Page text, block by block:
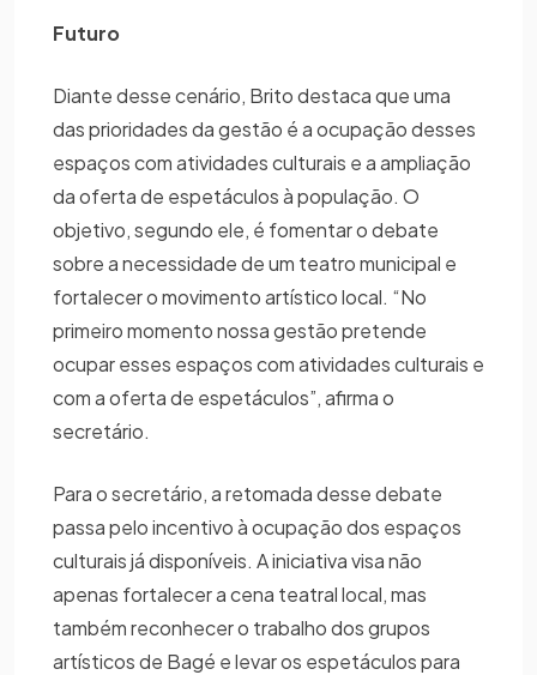
Futuro
Diante desse cenário, Brito destaca que uma
das prioridades da gestão é a ocupação desses
espaços com atividades culturais e a ampliação
da oferta de espetáculos à população. O
objetivo, segundo ele, é fomentar o debate
sobre a necessidade de um teatro municipal e
fortalecer o movimento artístico local. “No
primeiro momento nossa gestão pretende
ocupar esses espaços com atividades culturais e
com a oferta de espetáculos”, afirma o
secretário.
Para o secretário, a retomada desse debate
passa pelo incentivo à ocupação dos espaços
culturais já disponíveis. A iniciativa visa não
apenas fortalecer a cena teatral local, mas
também reconhecer o trabalho dos grupos
artísticos de Bagé e levar os espetáculos para